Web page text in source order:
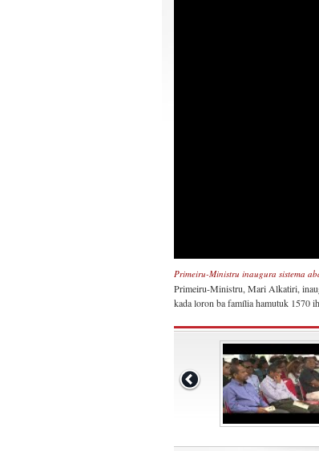
Primeiru-Ministru inaugura sistema
Primeiru-Ministru, Mari Alkatiri,
kada loron ba família hamutuk 1570